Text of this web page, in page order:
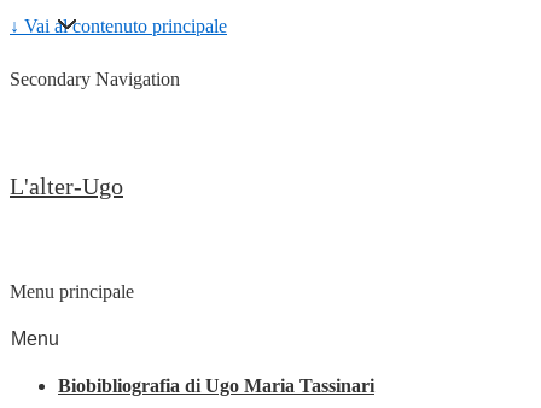
↓ Vai al contenuto principale
Secondary Navigation
L'alter-Ugo
Menu principale
Menu
Biobibliografia di Ugo Maria Tassinari